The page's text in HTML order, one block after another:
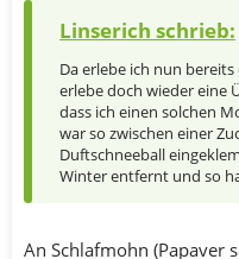
Linserich schrieb:
Da erlebe ich nun
erlebe doch wieder eine
dass ich einen solchen
war so zwischen einer
Duftschneeball
Winter entfernt und so
An Schlafmohn (Papaver